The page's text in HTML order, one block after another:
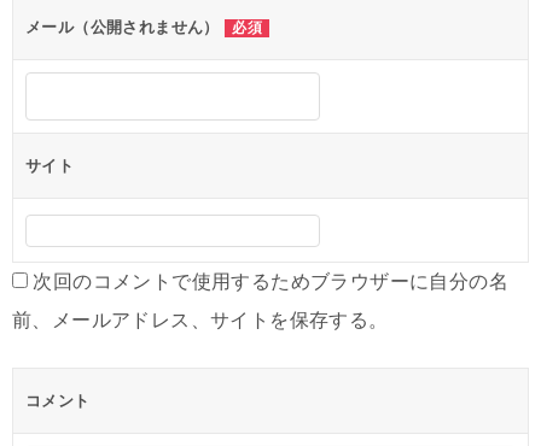
メール（公開されません） 必須
サイト
次回のコメントで使用するためブラウザーに自分の名
前、メールアドレス、サイトを保存する。
コメント